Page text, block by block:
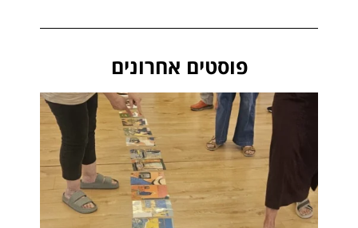
פוסטים אחרונים